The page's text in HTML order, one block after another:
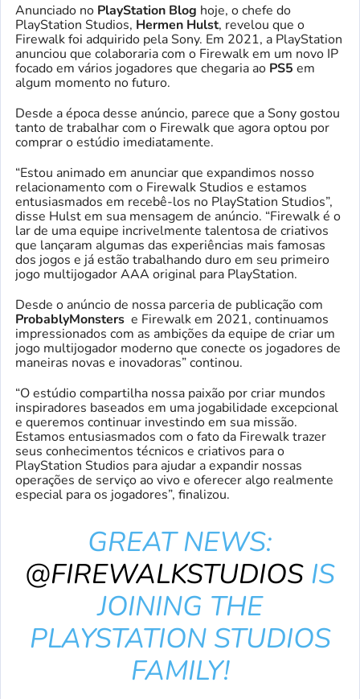
Anunciado no PlayStation Blog hoje, o chefe do
PlayStation Studios, Hermen Hulst, revelou que o
Firewalk foi adquirido pela Sony. Em 2021, a PlayStation
anunciou que colaboraria com o Firewalk em um novo IP
focado em vários jogadores que chegaria ao PS5 em
algum momento no futuro.
Desde a época desse anúncio, parece que a Sony gostou
tanto de trabalhar com o Firewalk que agora optou por
comprar o estúdio imediatamente.
“Estou animado em anunciar que expandimos nosso
relacionamento com o Firewalk Studios e estamos
entusiasmados em recebê-los no PlayStation Studios”,
disse Hulst em sua mensagem de anúncio. “Firewalk é o
lar de uma equipe incrivelmente talentosa de criativos
que lançaram algumas das experiências mais famosas
dos jogos e já estão trabalhando duro em seu primeiro
jogo multijogador AAA original para PlayStation.
Desde o anúncio de nossa parceria de publicação com
ProbablyMonsters e Firewalk em 2021, continuamos
impressionados com as ambições da equipe de criar um
jogo multijogador moderno que conecte os jogadores de
maneiras novas e inovadoras” continou.
“O estúdio compartilha nossa paixão por criar mundos
inspiradores baseados em uma jogabilidade excepcional
e queremos continuar investindo em sua missão.
Estamos entusiasmados com o fato da Firewalk trazer
seus conhecimentos técnicos e criativos para o
PlayStation Studios para ajudar a expandir nossas
operações de serviço ao vivo e oferecer algo realmente
especial para os jogadores”, finalizou.
GREAT NEWS:
@FIREWALKSTUDIOS IS
JOINING THE
PLAYSTATION STUDIOS
FAMILY!